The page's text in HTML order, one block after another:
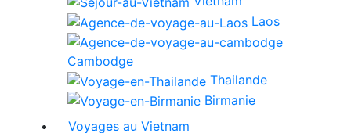
Laos
Cambodge
Thailande
Birmanie
Voyages au Vietnam